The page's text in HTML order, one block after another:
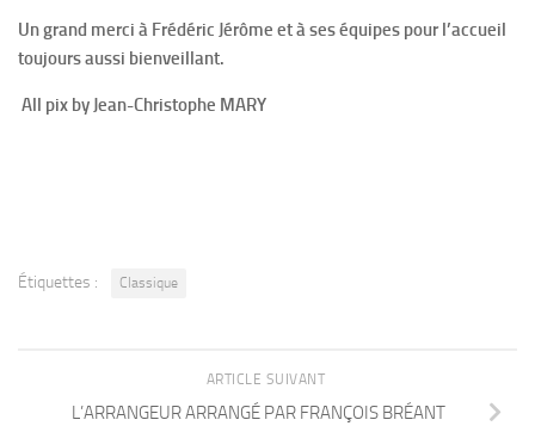
Un grand merci à Frédéric Jérôme et à ses équipes pour l’accueil
toujours aussi bienveillant.
All pix by Jean-Christophe MARY
Étiquettes : Classique
ARTICLE SUIVANT
L’ARRANGEUR ARRANGÉ PAR FRANÇOIS BRÉANT